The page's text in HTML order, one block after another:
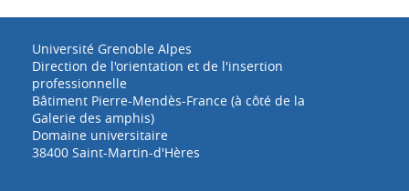
Université Grenoble Alpes
Direction de l'orientation et de l'insertion
professionnelle
Bâtiment Pierre-Mendès-France (à côté de la
Galerie des amphis)
Domaine universitaire
38400 Saint-Martin-d'Hères